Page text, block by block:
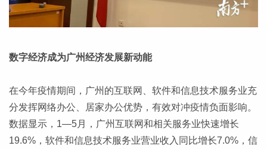
数字经济成为广州经济发展新动能
在今年疫情期间，广州的互联网、软件和信息技术服务业充
分发挥网络办公、居家办公优势，有效对冲疫情负面影响。
数据显示，1—5月，广州互联网和相关服务业快速增长
19.6%，软件和信息技术服务业营业收入同比增长7.0%，信